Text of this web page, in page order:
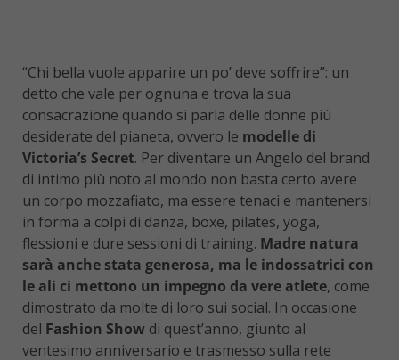
“Chi bella vuole apparire un po’ deve soffrire”: un
detto che vale per ognuna e trova la sua
consacrazione quando si parla delle donne più
desiderate del pianeta, ovvero le modelle di
Victoria’s Secret. Per diventare un Angelo del brand
di intimo più noto al mondo non basta certo avere
un corpo mozzafiato, ma essere tenaci e mantenersi
in forma a colpi di danza, boxe, pilates, yoga,
flessioni e dure sessioni di training. Madre natura
sarà anche stata generosa, ma le indossatrici con
le ali ci mettono un impegno da vere atlete, come
dimostrato da molte di loro sui social. In occasione
del Fashion Show di quest’anno, giunto al
ventesimo anniversario e trasmesso sulla rete